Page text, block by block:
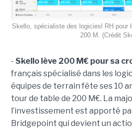
Skello, spécialiste des logiciesl RH pour
200 M. (Crédit
- Skello lève 200 M€ pour sa
français spécialisé dans les
équipes de terrain fête ses 10
tour de table de 200 M€. La
l’investissement est apporté
Bridgepoint qui devient un